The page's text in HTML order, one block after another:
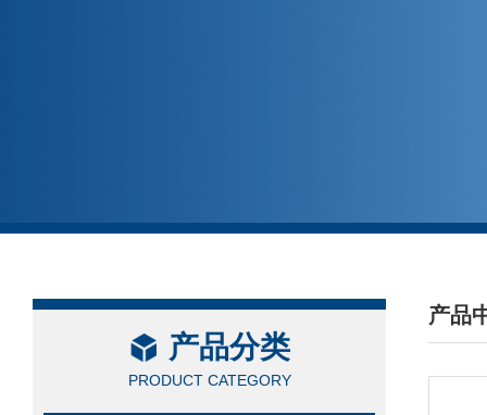
产品分类
PRODUCT CATEGORY
产品
/